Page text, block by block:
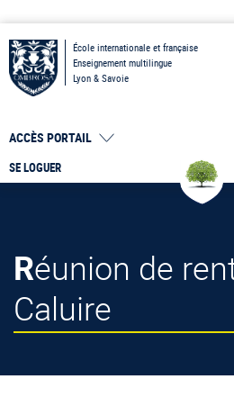
École internationale et française
Enseignement multilingue
Lyon & Savoie
SE LOGUER
ACCÈS PORTAIL
Réunion de rentrée 4ème
Caluire